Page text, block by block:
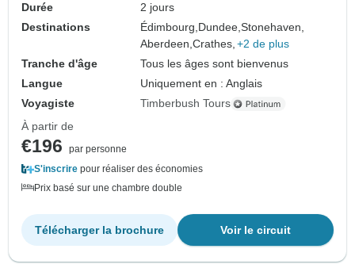
Durée
2 jours
Destinations
Édimbourg,Dundee,Stonehaven,
Aberdeen,Crathes, +2 de plus
Tranche d'âge
Tous les âges sont bienvenus
Langue
Uniquement en : Anglais
Voyagiste
Timberbush Tours
À partir de
€196
par personne
S'inscrire pour réaliser des économies
Prix basé sur une chambre double
Voir le circuit
Télécharger la brochure